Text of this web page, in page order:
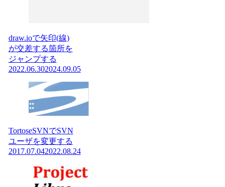
draw.ioで矢印(線)
が交差する箇所を
ジャンプする
2022.06.302024.09.05
TortoseSVNでSVN
ユーザを変更する
2017.07.042022.08.24